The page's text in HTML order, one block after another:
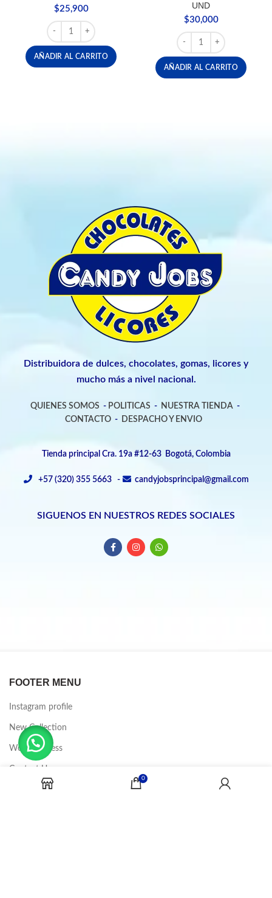
$25,900
FERRERO CHAMPAGNE X 8 UND cantidad
AÑADIR AL CARRITO
UND
$30,000
CHOCOLATE M&M
AÑADIR AL CARRITO
Distribuidora de dulces, chocolates, gomas, licores y
mucho más a nivel nacional.
QUIENES SOMOS - POLITICAS - NUESTRA TIENDA -
CONTACTO- DESPACHO Y ENVIO
Tienda principal Cra. 19a #12-63 Bogotá, Colombia
+57 (320) 355 5663 - candyjobsprincipal@gmail.com
SIGUENOS EN NUESTROS REDES SOCIALES
FOOTER MENU
Instagram profile
New Collection
Woman Dress
Contact Us
Latest News
0